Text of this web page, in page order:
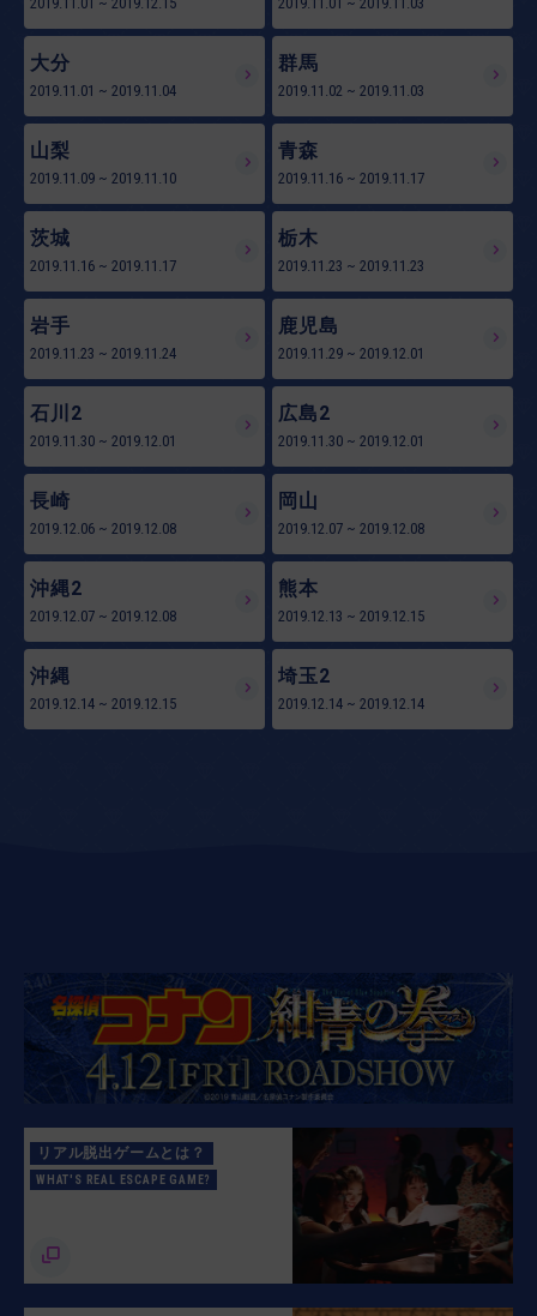
大分
2019.11.01 ~ 2019.11.04
群馬
2019.11.02 ~ 2019.11.03
山梨
2019.11.09 ~ 2019.11.10
青森
2019.11.16 ~ 2019.11.17
茨城
2019.11.16 ~ 2019.11.17
栃木
2019.11.23 ~ 2019.11.23
岩手
2019.11.23 ~ 2019.11.24
鹿児島
2019.11.29 ~ 2019.12.01
石川2
2019.11.30 ~ 2019.12.01
広島2
2019.11.30 ~ 2019.12.01
長崎
2019.12.06 ~ 2019.12.08
岡山
2019.12.07 ~ 2019.12.08
沖縄2
2019.12.07 ~ 2019.12.08
熊本
2019.12.13 ~ 2019.12.15
沖縄
2019.12.14 ~ 2019.12.15
埼玉2
2019.12.14 ~ 2019.12.14
リアル脱出ゲームとは？
WHAT'S REAL ESCAPE GAME?